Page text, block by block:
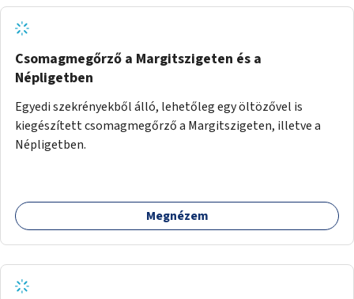
Csomagmegőrző a Margitszigeten és a
Népligetben
Egyedi szekrényekből álló, lehetőleg egy öltözővel is
kiegészített csomagmegőrző a Margitszigeten, illetve a
Népligetben.
Megnézem